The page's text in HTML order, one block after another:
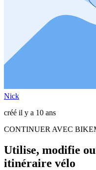
Nick
créé il y a 10 ans
CONTINUER AVEC
Utilise, modifie
itinéraire vélo